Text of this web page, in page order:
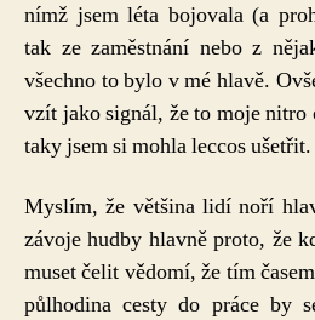
nímž jsem léta bojovala (a
tak ze zaměstnání nebo z
všechno to bylo v mé hlavě.
vzít jako signál, že to moje nitro
taky jsem si mohla leccos
Myslím, že většina lidí noří
závoje hudby hlavně proto, že
muset čelit vědomí, že tím
půlhodina cesty do práce by